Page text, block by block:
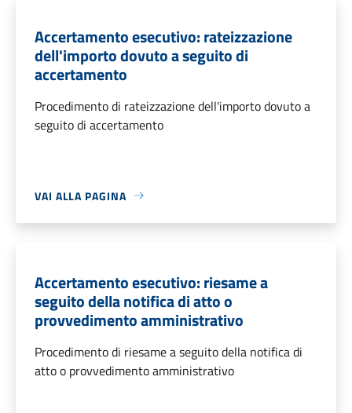
Accertamento esecutivo: rateizzazione
dell'importo dovuto a seguito di
accertamento
Procedimento di rateizzazione dell'importo dovuto a
seguito di accertamento
VAI ALLA PAGINA
Accertamento esecutivo: riesame a
seguito della notifica di atto o
provvedimento amministrativo
Procedimento di riesame a seguito della notifica di
atto o provvedimento amministrativo